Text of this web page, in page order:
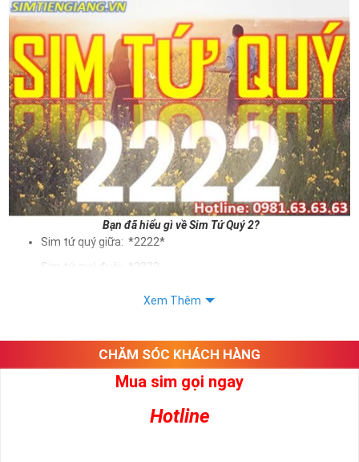
Bạn đã hiểu gì về Sim Tứ Quý 2?
Sim tứ quý giữa: *2222*
Sim tứ quý đuôi: *2222
như sự sắp xếp của các con số trong sim.
Ý nghĩa sim tứ quý 2
Xem Thêm
CHĂM SÓC KHÁCH HÀNG
Mua sim gọi ngay
Hotline